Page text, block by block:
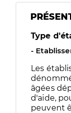
Type
-
Les
âgées
d'aide,
peuvent